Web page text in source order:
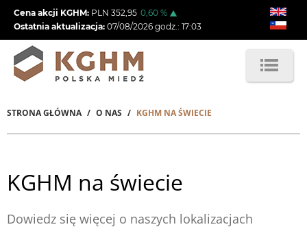
Przejdź
treści
Cena akcji KGHM: PLN 352,95 0,60 %
Ostatnia aktualizacja: 07/08/2026 godz.: 17:03
Ścieżka
STRONA GŁÓWNA O NAS KGHM NA ŚWIECIE
KGHM na świecie
Dowiedz się więcej o naszych lokalizacjach